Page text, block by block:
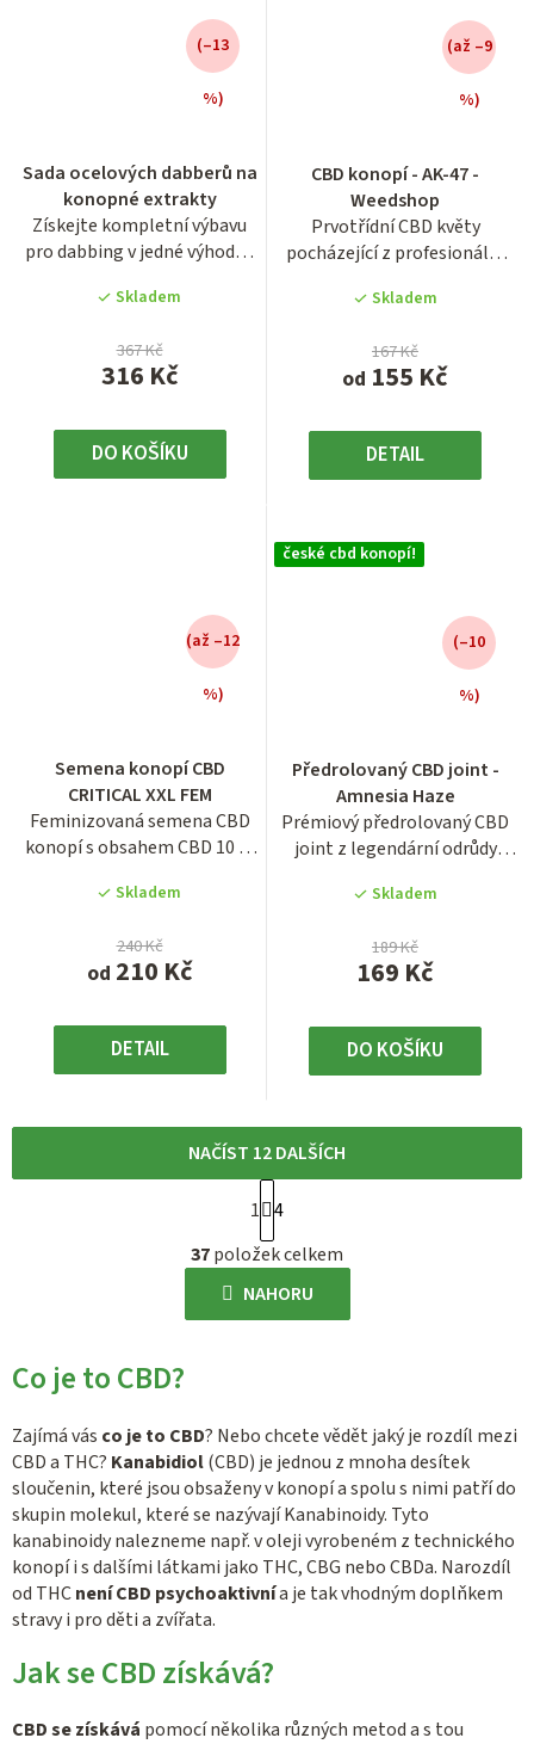
Sada ocelových dabberů na
konopné extrakty
Získejte kompletní výbavu
pro dabbing v jedné výhodné
hodnocení
produktu
je
5,0
z
hvězdiček.
Skladem
316 Kč
367 Kč
(–13
%)
DO KOŠÍKU
CBD konopí - AK-47 -
Weedshop
Prvotřídní CBD květy
pocházející z profesionální
Skladem
od 155 Kč
167 Kč
(až –9
%)
DETAIL
produktu
je
3,9
z
hvězdiček.
Semena konopí CBD
CRITICAL XXL FEM
Feminizovaná semena CBD
konopí s obsahem CBD 10 %
Skladem
od 210 Kč
240 Kč
(až –12
%)
DETAIL
produktu
je
3,8
z
hvězdiček.
české cbd konopí!
Předrolovaný CBD joint -
Amnesia Haze
Prémiový předrolovaný CBD
joint z legendární odrůdy
hodnocení
produktu
je
3,7
z
hvězdiček.
Skladem
169 Kč
189 Kč
(–10
%)
DO KOŠÍKU
O
v
l
á
í
p
r
v
k
y
v
p
i
s
NAČÍST 12 DALŠÍCH
S
t
r
á
n
á
n
í
1 4
37položek celkem
NAHORU
Co je to CBD?
Zajímá vás co je to CBD? Nebo chcete vědět jaký je rozdíl mezi
CBD a THC? Kanabidiol(CBD) je jednou z mnoha desítek
sloučenin, které jsou obsaženy v konopí a spolu s nimi patří do
skupin molekul, které se nazývají Kanabinoidy. Tyto
kanabinoidy nalezneme např. v oleji vyrobeném z technického
konopí i s dalšími látkami jako THC, CBG nebo CBDa. Narozdíl
od THCnení CBD psychoaktivnía je tak vhodným doplňkem
stravy i pro děti a zvířata.
Jak se CBD získává?
CBD se získává pomocí několika různých metod a s tou